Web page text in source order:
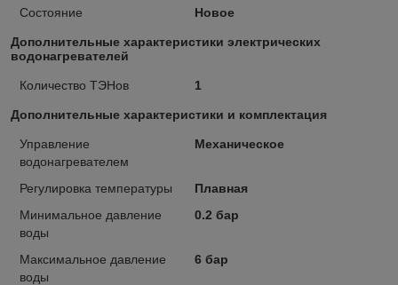
Состояние Новое
Дополнительные характеристики электрических
водонагревателей
Количество ТЭНов 1
Дополнительные характеристики и комплектация
Управление
водонагревателем
Механическое
Регулировка температуры
Плавная
Минимальное давление
воды
0.2 бар
Максимальное давление
воды
6 бар